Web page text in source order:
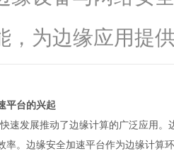
，为边缘应用提
平台的兴起
速发展推动了边缘计算的广泛应用
。 边缘安全加速平台作为边缘计算